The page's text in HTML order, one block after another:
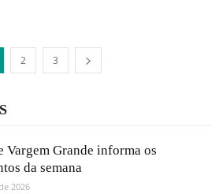
2 3
Vargem Grande informa os
da semana
2026